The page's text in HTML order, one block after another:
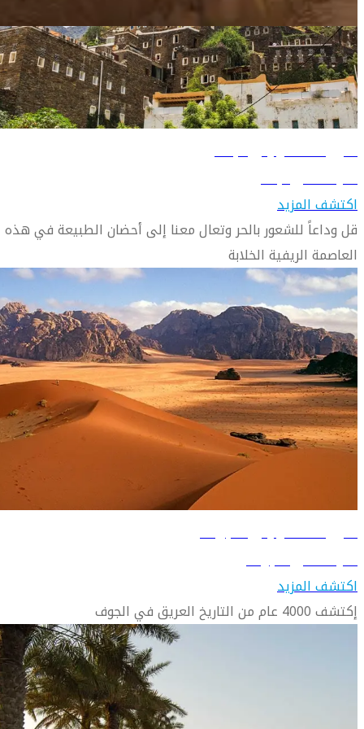
دليل السفر إلى المملكة العربية
دليل السفر إلى أبها
تعرّف على أبها
اكتشف المزيد
قل وداعاً للشعور بالحر وتعال معنا إلى أحضان الطبيعة في هذه
العاصمة الريفية الخلابة
دليل السفر إلى الجوف
تعرّف على الجوف
اكتشف المزيد
إكتشف 4000 عام من التاريخ العريق في الجوف